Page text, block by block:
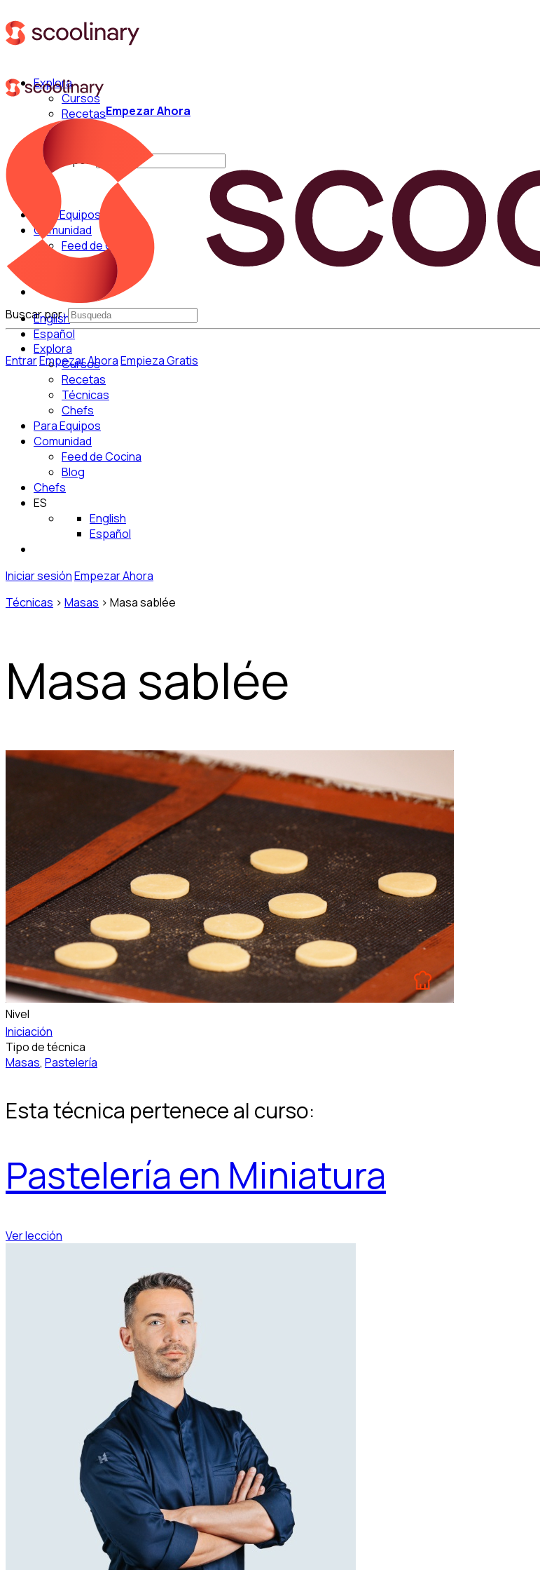
Explora
Cursos
Recetas
Buscar por:
Para Equipos
Comunidad
Feed de Cocina
Blog
English
Español
EntrarEmpezar AhoraEmpieza Gratis
Empezar Ahora
Buscar por:
Explora
Cursos
Recetas
Técnicas
Chefs
Para Equipos
Comunidad
Feed de Cocina
Blog
Chefs
ES
English
Español
Iniciar sesiónEmpezar Ahora
Técnicas > Masas > Masa sablée
Masa sablée
Nivel
Iniciación
Tipo de técnica
Masas, Pastelería
Esta técnica pertenece al curso:
Pastelería en Miniatura
Ver lección